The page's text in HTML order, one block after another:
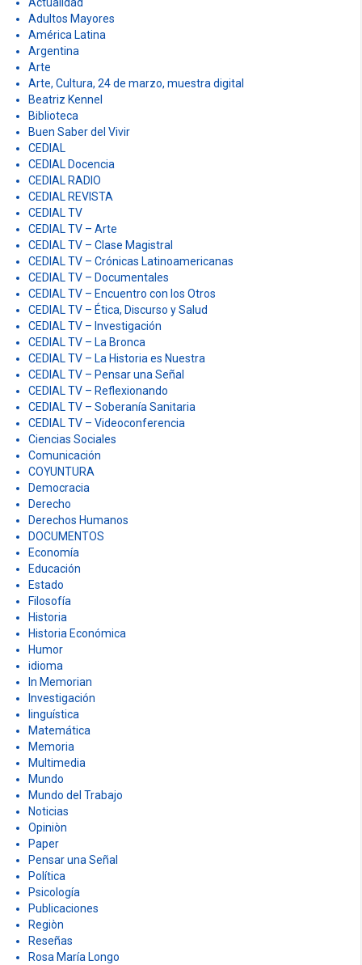
i
g
a
t
i
o
n
Adultos Mayores
América Latina
Argentina
Arte
Arte, Cultura, 24 de marzo, muestra digital
Beatriz Kennel
Biblioteca
Buen Saber del Vivir
CEDIAL
CEDIAL Docencia
CEDIAL RADIO
CEDIAL REVISTA
CEDIAL TV
CEDIAL TV – Arte
CEDIAL TV – Clase Magistral
CEDIAL TV – Crónicas Latinoamericanas
CEDIAL TV – Documentales
CEDIAL TV – Encuentro con los Otros
CEDIAL TV – Ética, Discurso y Salud
CEDIAL TV – Investigación
CEDIAL TV – La Bronca
CEDIAL TV – La Historia es Nuestra
CEDIAL TV – Pensar una Señal
CEDIAL TV – Reflexionando
CEDIAL TV – Soberanía Sanitaria
CEDIAL TV – Videoconferencia
Ciencias Sociales
Comunicación
COYUNTURA
Democracia
Derecho
Derechos Humanos
DOCUMENTOS
Economía
Educación
Estado
Filosofía
Historia
Historia Económica
Humor
idioma
In Memorian
Investigación
linguística
Matemática
Memoria
Multimedia
Mundo
Mundo del Trabajo
Noticias
Opiniòn
Paper
Pensar una Señal
Política
Psicología
Publicaciones
Regiòn
Reseñas
Rosa María Longo